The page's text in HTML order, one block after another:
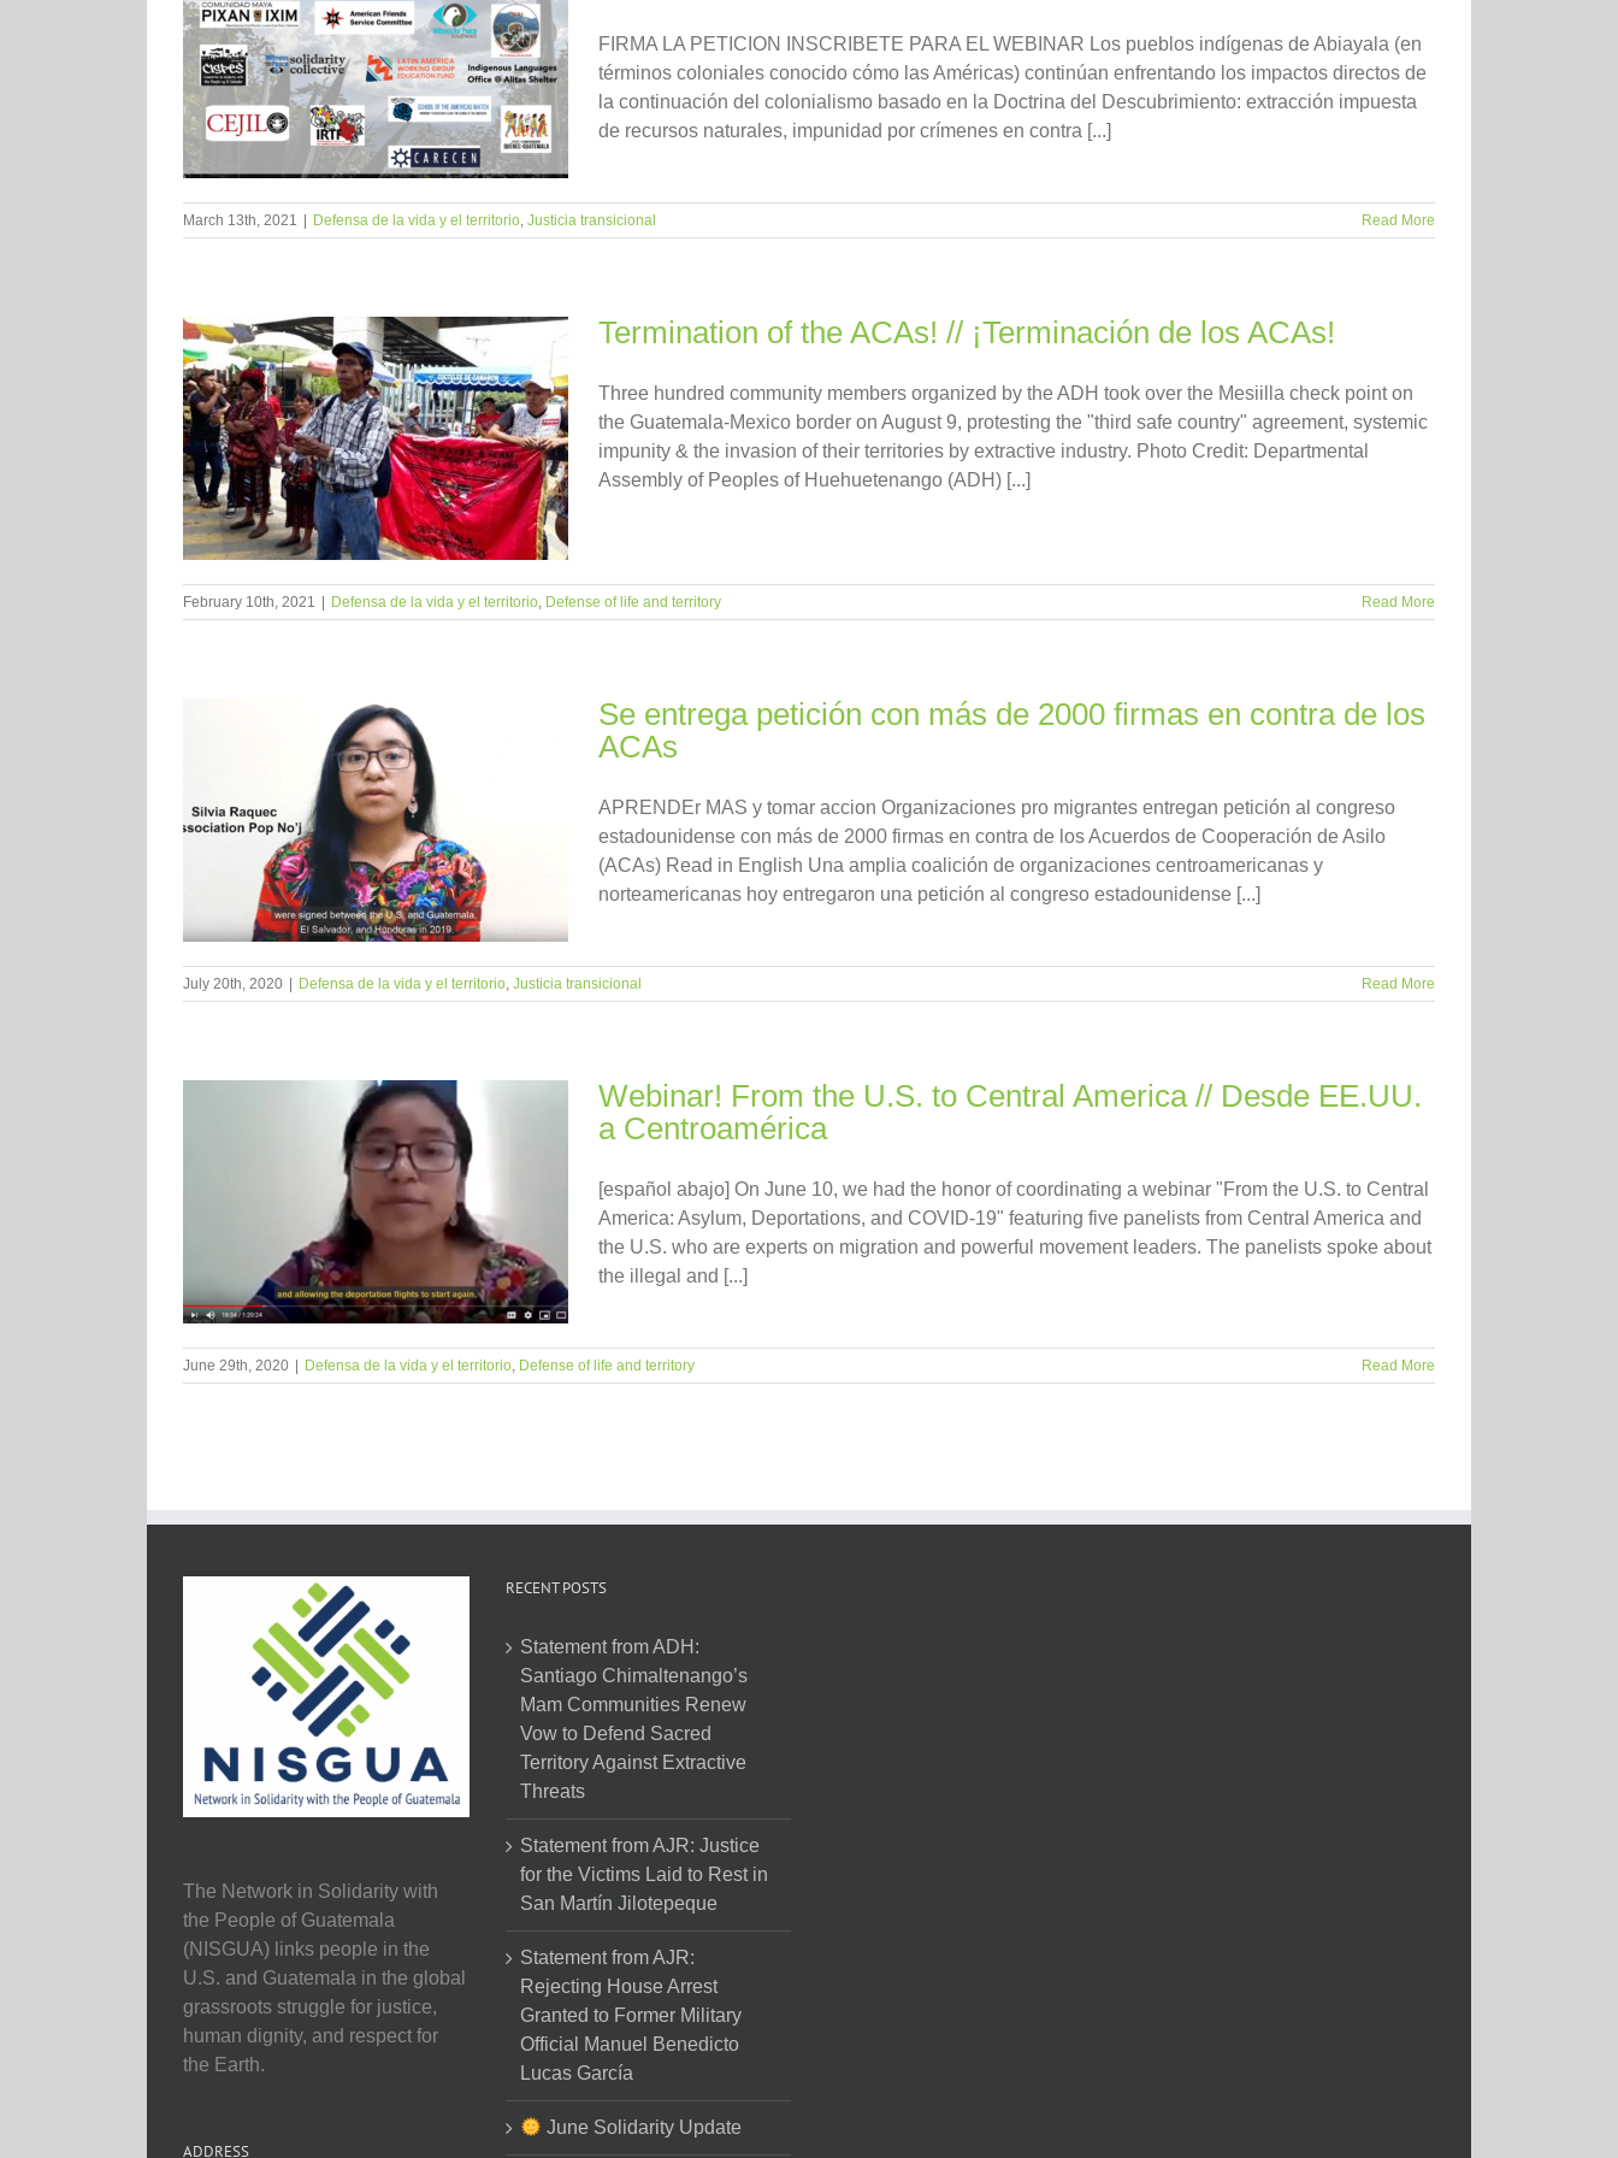
FIRMA LA PETICION INSCRIBETE PARA EL WEBINAR Los pueblos indígenas de Abiayala (en
términos coloniales conocido cómo las Américas) continúan enfrentando los impactos directos de
la continuación del colonialismo basado en la Doctrina del Descubrimiento: extracción impuesta
de recursos naturales, impunidad por crímenes en contra [...]
March 13th, 2021 Defensa de la vida y el territorio, Justicia transicional Read More
Termination of the ACAs! // ¡Terminación de los ACAs!
Three hundred community members organized by the ADH took over the Mesiilla check point on
the Guatemala-Mexico border on August 9, protesting the "third safe country" agreement, systemic
impunity & the invasion of their territories by extractive industry. Photo Credit: Departmental
Assembly of Peoples of Huehuetenango (ADH) [...]
February 10th, 2021 Defensa de la vida y el territorio, Defense of life and territory Read More
Se entrega petición con más de 2000 firmas en contra de los
ACAs
APRENDEr MAS y tomar accion Organizaciones pro migrantes entregan petición al congreso
estadounidense con más de 2000 firmas en contra de los Acuerdos de Cooperación de Asilo
(ACAs) Read in English Una amplia coalición de organizaciones centroamericanas y
norteamericanas hoy entregaron una petición al congreso estadounidense [...]
July 20th, 2020 Defensa de la vida y el territorio, Justicia transicional Read More
Webinar! From the U.S. to Central America // Desde EE.UU.
a Centroamérica
[español abajo] On June 10, we had the honor of coordinating a webinar "From the U.S. to Central
America: Asylum, Deportations, and COVID-19" featuring five panelists from Central America and
the U.S. who are experts on migration and powerful movement leaders. The panelists spoke about
the illegal and [...]
June 29th, 2020 Defensa de la vida y el territorio, Defense of life and territory Read More
The Network in Solidarity with
the People of Guatemala
(NISGUA) links people in the
U.S. and Guatemala in the global
grassroots struggle for justice,
human dignity, and respect for
the Earth.
ADDRESS
RECENT POSTS
Statement from ADH:
Santiago Chimaltenango’s
Mam Communities Renew
Vow to Defend Sacred
Territory Against Extractive
Threats
Statement from AJR: Justice
for the Victims Laid to Rest in
San Martín Jilotepeque
Statement from AJR:
Rejecting House Arrest
Granted to Former Military
Official Manuel Benedicto
Lucas García
June Solidarity Update